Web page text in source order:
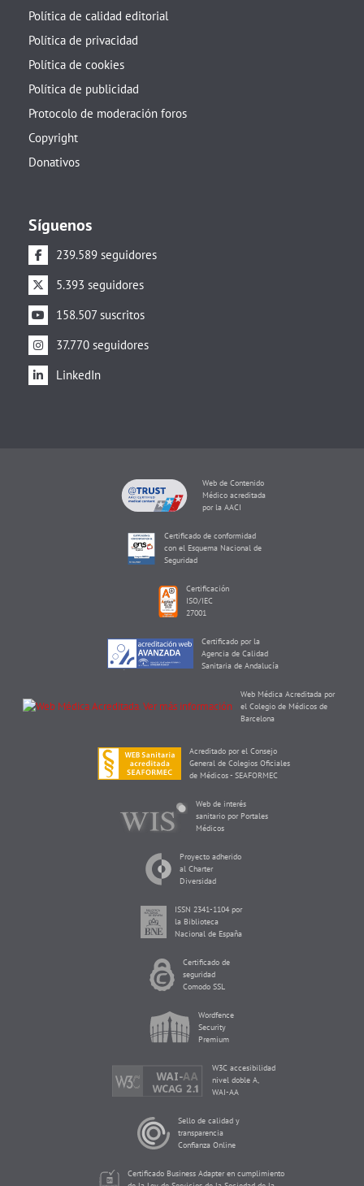
Política de calidad editorial
Política de privacidad
Política de cookies
Política de publicidad
Protocolo de moderación foros
Copyright
Donativos
Síguenos
239.589 seguidores
5.393 seguidores
158.507 suscritos
37.770 seguidores
LinkedIn
Web de Contenido
Médico acreditada
por la AACI
Certificado de conformidad
con el Esquema Nacional de
Seguridad
Certificación
ISO/IEC
27001
Certificado por la
Agencia de Calidad
Sanitaria de Andalucía
Web Médica Acreditada por
el Colegio de Médicos de
Barcelona
Acreditado por el Consejo
General de Colegios Oficiales
de Médicos - SEAFORMEC
Web de interés
sanitario por Portales
Médicos
Proyecto adherido
al Charter
Diversidad
ISSN 2341-1104 por
la Biblioteca
Nacional de España
Certificado de
seguridad
Comodo SSL
Wordfence
Security
Premium
W3C accesibilidad
nivel doble A,
WAI-AA
Sello de calidad y
transparencia
Confianza Online
Certificado Business Adapter en cumplimiento